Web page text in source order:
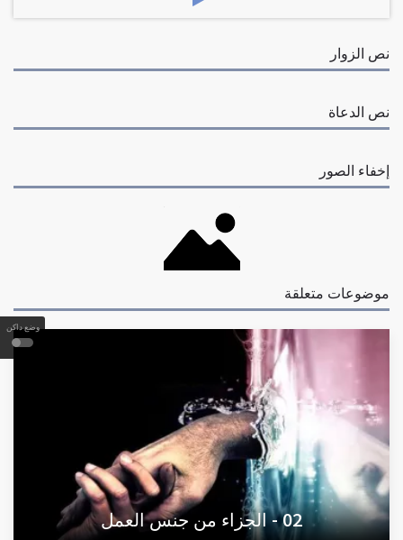
وضع داكن
نص الزوار
نص الدعاة
إخفاء الصور
موضوعات متعلقة
02 - الجزاء من جنس العمل